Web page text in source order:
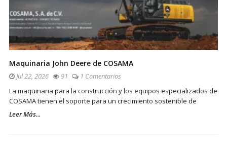
Maquinaria John Deere de COSAMA
Jul 22, 2026 91
1 Comentarios
La maquinaria para la construcción y los equipos especializados de
COSAMA tienen el soporte para un crecimiento sostenible de
Leer Más...